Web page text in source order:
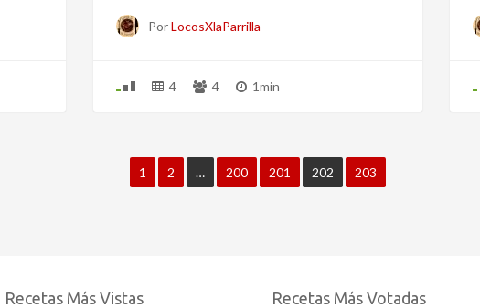
PorLocosXlaParrilla
4 4 1min
1 2 … 200 201 202 203
Recetas Más Vistas Recetas Más Votadas